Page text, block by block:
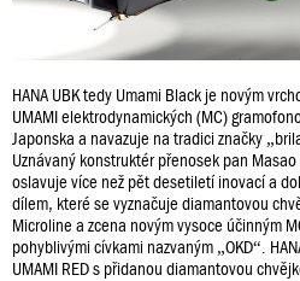
HANA UBK tedy Umami Black je novým
UMAMI elektrodynamických (MC)
Japonska a navazuje na tradici značky
Uznávaný konstruktér přenosek pan
oslavuje více než pět desetiletí inovací a
dílem, které se vyznačuje diamantovou
Microline a zcena novým vysoce účinným
pohyblivými cívkami nazvaným „OKD“.
UMAMI RED s přidanou diamantovou